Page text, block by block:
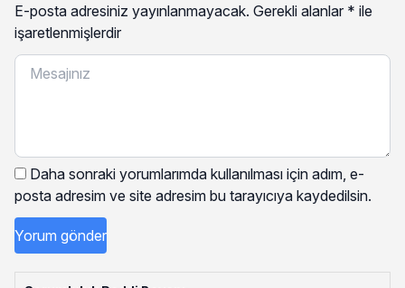
E-posta adresiniz yayınlanmayacak. Gerekli alanlar * ile
işaretlenmişlerdir
Daha sonraki yorumlarımda kullanılması için adım, e-
posta adresim ve site adresim bu tarayıcıya kaydedilsin.